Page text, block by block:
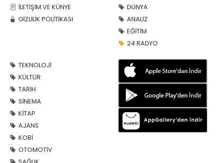
İLETİŞİM VE KÜNYE
GİZLİLİK POLİTİKASI
DÜNYA
ANALİZ
EĞİTİM
24 RADYO
TEKNOLOJİ
KÜLTÜR
TARİH
SİNEMA
KİTAP
AJANS
KOBİ
OTOMOTİV